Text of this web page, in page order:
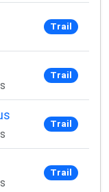
Trail
Trail
Trail
Trail